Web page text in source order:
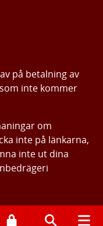
på betalning av
inte kommer
om
inte på länkarna,
inte ut dina